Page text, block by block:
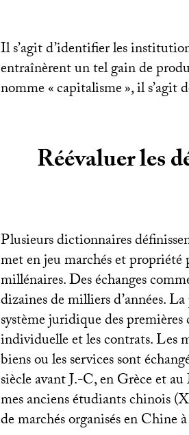
Il s’agit d’identifier les
entraînèrent un tel gain de
nomme «capitalisme», il s’agit
Réévaluer les
Plusieurs dictionnaires
met en jeu marchés et
millénaires. Des échanges
dizaines de milliers d’années.
système juridique des
individuelle et les contrats. Les
biens ou les services sont
siècle avant J.-C, en Grèce et
mes anciens étudiants chinois
de marchés organisés en Chine